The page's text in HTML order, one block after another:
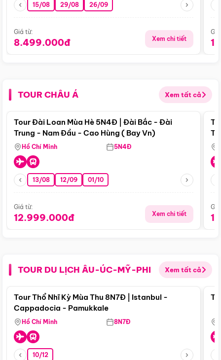
15/08 29/08 26/09
Giá từ:
8.499.000đ Xem chi tiết
TOUR CHÂU Á Xem tất cả
Điểm nổi bật
Tour Đài Loan Mùa Hè 5N4Đ | Đài Bắc - Đài
Trung - Nam Đầu - Cao Hùng ( Bay Vn)
Hồ Chí Minh 5N4Đ
13/08 12/09 01/10
Giá từ:
12.999.000đ Xem chi tiết
TOUR DU LỊCH ÂU-ÚC-MỸ-PHI Xem tất cả
Điểm nổi bật
Tour Thổ Nhĩ Kỳ Mùa Thu 8N7Đ | Istanbul -
Cappadocia - Pamukkale
Hồ Chí Minh 8N7Đ
10/12